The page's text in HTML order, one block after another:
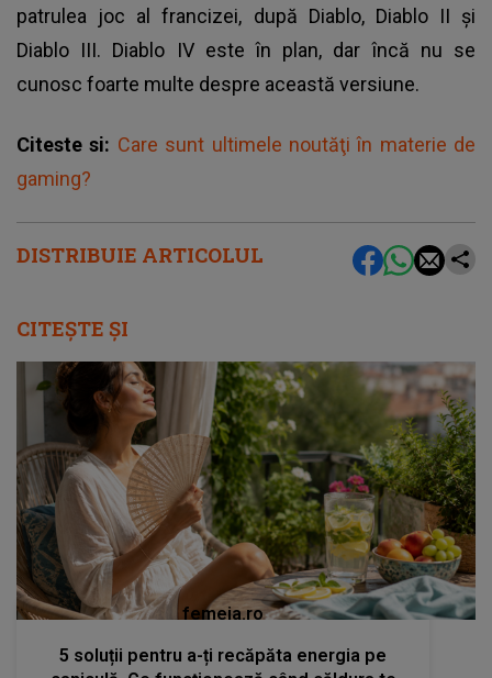
DISTRIBUIE ARTICOLUL
patrulea joc al francizei, după Diablo, Diablo II şi
Diablo III. Diablo IV este în plan, dar încă nu se
cunosc foarte multe despre această versiune.
Citeste si: Care sunt ultimele noutăţi în materie de
gaming?
CITEȘTE ȘI
femeia.ro
5 soluții pentru a-ți recăpăta energia pe